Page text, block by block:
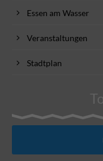
Essen am Wasser
Veranstaltungen
Stadtplan